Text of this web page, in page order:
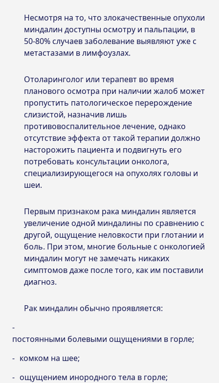
Несмотря на то, что злокачественные опухоли
миндалин доступны осмотру и пальпации, в
50-80% случаев заболевание выявляют уже с
метастазами в лимфоузлах.
Отоларинголог или терапевт во время
планового осмотра при наличии жалоб может
пропустить патологическое перерождение
слизистой, назначив лишь
противовоспалительное лечение, однако
отсутствие эффекта от такой терапии должно
насторожить пациента и подвигнуть его
потребовать консультации онколога,
специализирующегося на опухолях головы и
шеи.
Первым признаком рака миндалин является
увеличение одной миндалины по сравнению с
другой, ощущение неловкости при глотании и
боль. При этом, многие больные с онкологией
миндалин могут не замечать никаких
симптомов даже после того, как им поставили
диагноз.
Рак миндалин обычно проявляется:
постоянными болевыми ощущениями в горле;
комком на шее;
ощущением инородного тела в горле;